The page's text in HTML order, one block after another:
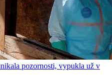
pozornosti, vypukla už v